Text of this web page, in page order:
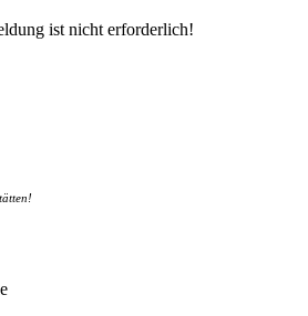
ist nicht erforderlich!